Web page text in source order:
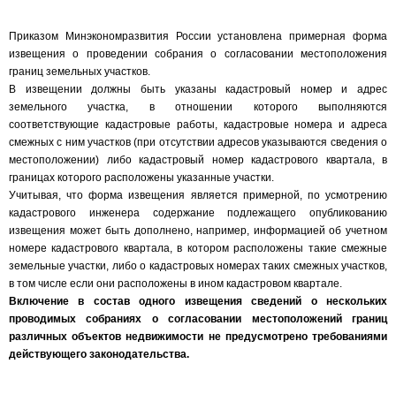
Приказом Минэкономразвития России установлена примерная форма
извещения о проведении собрания о согласовании местоположения
границ земельных участков.
В извещении должны быть указаны кадастровый номер и адрес
земельного участка, в отношении которого выполняются
соответствующие кадастровые работы, кадастровые номера и адреса
смежных с ним участков (при отсутствии адресов указываются сведения о
местоположении) либо кадастровый номер кадастрового квартала, в
границах которого расположены указанные участки.
Учитывая, что форма извещения является примерной, по усмотрению
кадастрового инженера содержание подлежащего опубликованию
извещения может быть дополнено, например, информацией об учетном
номере кадастрового квартала, в котором расположены такие смежные
земельные участки, либо о кадастровых номерах таких смежных участков,
в том числе если они расположены в ином кадастровом квартале.
Включение в состав одного извещения сведений о нескольких
проводимых собраниях о согласовании местоположений границ
различных объектов недвижимости не предусмотрено требованиями
действующего законодательства.